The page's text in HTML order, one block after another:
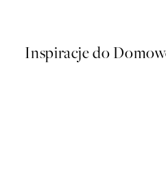
Inspiracje do